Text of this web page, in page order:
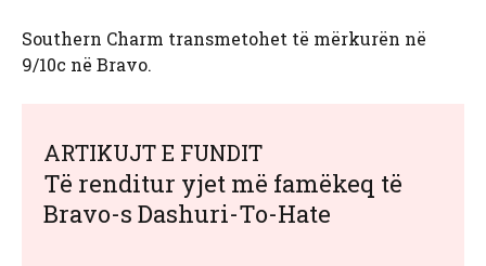
Southern Charm transmetohet të mërkurën në
9/10c në Bravo.
ARTIKUJT E FUNDIT
Të renditur yjet më famëkeq të
Bravo-s Dashuri-To-Hate